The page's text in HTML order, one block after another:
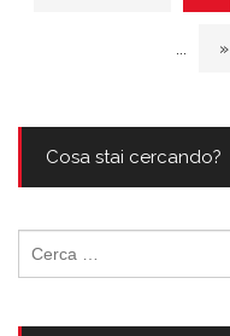
... »
Cosa stai cercando?
per: